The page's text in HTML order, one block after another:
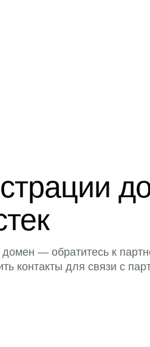
— обратитесь к
контакты для связи с